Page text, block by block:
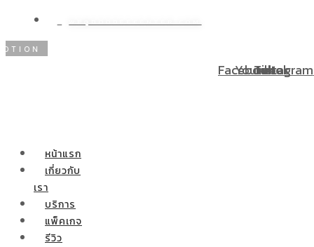
โปรโมชั่นพิเศษ! ผ่อนชำระ 0% 10 เดือน ผ่าตัดกระเพา
Facebook
Youtube
Tiktok
Instagram
หน้าแรก
เกี่ยวกับ
เรา
บริการ
แพ็คเกจ
รีวิว